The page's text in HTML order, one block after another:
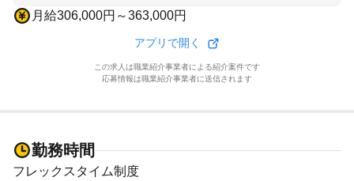
月給306,000円～363,000円
アプリで開く
この求人は職業紹介事業者による紹介案件です
応募情報は職業紹介事業者に送信されます
勤務時間
フレックスタイム制度